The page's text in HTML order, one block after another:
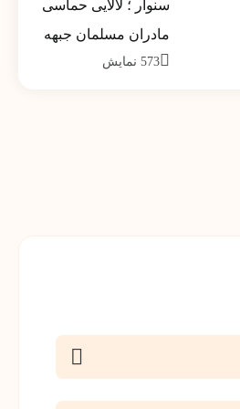
کشور تیر ماه 1390
سنوار ؛ لالایی حماسی
مادران مسلمان جبهه
مقاومت خواهد شد
573 نمایش